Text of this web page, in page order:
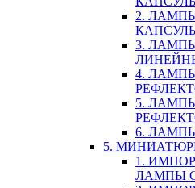
2.
3.
4.
5.
6.
5.
1.
ЛАМПЫ